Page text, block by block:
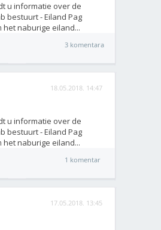
u informatie over de
bestuurt - Eiland Pag
het naburige eiland...
3 komentara
18.05.2018. 14:47
u informatie over de
bestuurt - Eiland Pag
het naburige eiland...
1 komentar
17.05.2018. 13:45